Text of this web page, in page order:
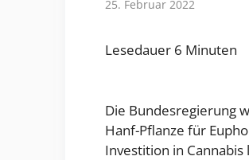
25. Februar 2022
Lesedauer 6 Minuten
Die Bundesregierung
Hanf-Pflanze für
Investition in